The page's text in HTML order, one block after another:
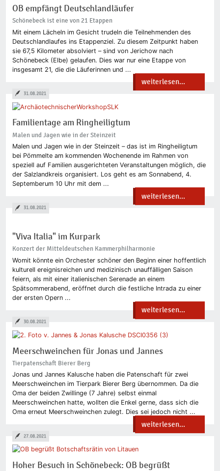
OB empfängt Deutschlandläufer
Schönebeck ist eine von 21 Etappen
Mit einem Lächeln im Gesicht trudeln die Teilnehmenden des
Deutschlandlaufes ins Etappenziel. Zu diesem Zeitpunkt haben
sie 67,5 Kilometer absolviert – sind von Jerichow nach
Schönebeck (Elbe) gelaufen. Dies war nur eine Etappe von
insgesamt 21, die die Läuferinnen und ...
weiterlesen...
Familientage am Ringheiligtum
Malen und Jagen wie in der Steinzeit
Malen und Jagen wie in der Steinzeit – das ist im Ringheiligtum
bei Pömmelte am kommenden Wochenende im Rahmen von
speziell auf Familien ausgerichteten Veranstaltungen möglich, die
der Salzlandkreis organisiert. Los geht es am Sonnabend, 4.
Septemberum 10 Uhr mit dem ...
weiterlesen...
31.08.2021
"Viva Italia" im Kurpark
Konzert der Mitteldeutschen Kammerphilharmonie
Womit könnte ein Orchester schöner den Beginn einer hoffentlich
kulturell ereignisreichen und medizinisch unauffälligen Saison
feiern, als mit einer italienischen Serenade an einem
Spätsommerabend, eröffnet durch die festliche Intrada zu einer
der ersten Opern ...
weiterlesen...
31.08.2021
Meerschweinchen für Jonas und Jannes
Tierpatenschaft Bierer Berg
Jonas und Jannes Kalusche haben die Patenschaft für zwei
Meerschweinchen im Tierpark Bierer Berg übernommen. Da die
Oma der beiden Zwillinge (7 Jahre) selbst einmal
Meerschweinchen hatte, wollten die Enkel gerne, dass sich die
Oma erneut Meerschweinchen zulegt. Dies sei jedoch nicht ...
weiterlesen...
30.08.2021
Hoher Besuch in Schönebeck: OB begrüßt
27.08.2021